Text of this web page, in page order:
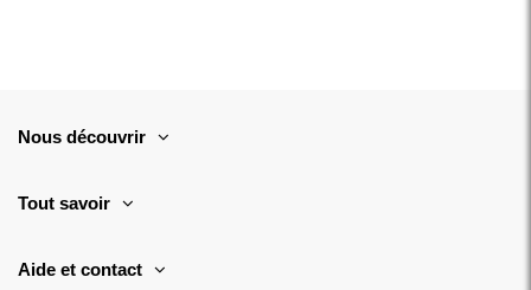
Nous découvrir
Tout savoir
Aide et contact